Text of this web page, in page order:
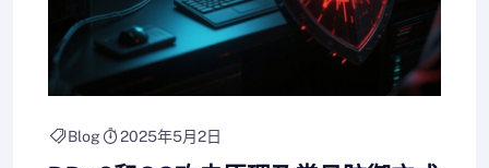
Blog 2025年5月2日